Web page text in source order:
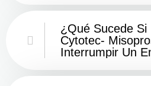
¿Qué Sucede Si
Cytotec-
Interrumpir Un